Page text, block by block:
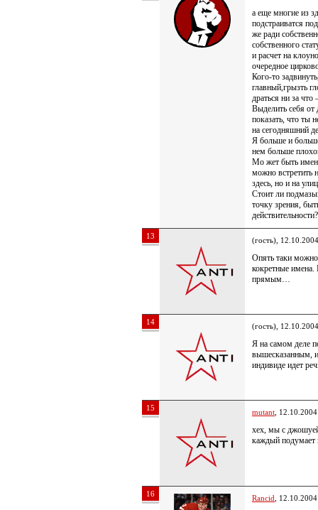
а еще многие из
подстраиватся
же ради
собственного
и расчет на
очередное
Кого-то
главный,грызть
драться ни за
Выделить себя от
показать, что ты
на сегодняшний
Я больше и
нем больше
Мо жет быть
можно встретить
здесь, но и на
Стоит ли
точку зрения,
13 (гость),
Опять таки
кокретные
прямым…
14 (гость),
Я на самом деле
вышесказанным,
индивиде идет
15 mutant ,
хех, мы с
каждый подумает
16 Rancid ,